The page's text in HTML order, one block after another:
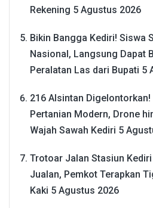
Rekening 5 Agustus 2026
Bikin Bangga Kediri! Siswa
Nasional, Langsung Dapat
Peralatan Las dari Bupati 5
216 Alsintan
Pertanian Modern, Drone
Wajah Sawah Kediri 5
Trotoar Jalan Stasiun
Jualan, Pemkot Terapkan
Kaki 5 Agustus 2026